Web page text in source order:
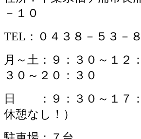
－１０
TEL：０４３８－５３－
月～土：９：３０～１２
３０～２０：３０
日 ：９：３０～１７
休憩なし！）